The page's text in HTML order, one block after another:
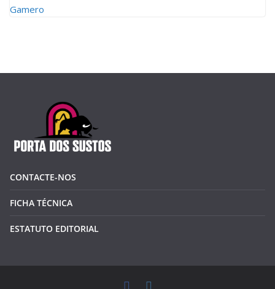
CONTACTE-NOS
FICHA TÉCNICA
ESTATUTO EDITORIAL